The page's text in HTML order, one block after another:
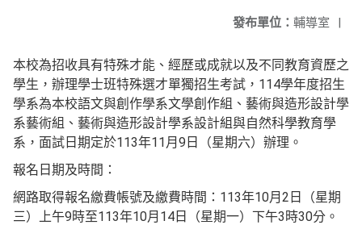
發布單位： 輔導室 |
本校為招收具有特殊才能、經歷或成就以及不同教育資歷之
學生，辦理學士班特殊選才單獨招生考試，114學年度招生
學系為本校語文與創作學系文學創作組、藝術與造形設計學
系藝術組、藝術與造形設計學系設計組與自然科學教育學
系，面試日期定於113年11月9日（星期六）辦理。
報名日期及時間：
網路取得報名繳費帳號及繳費時間：113年10月2日（星期
三）上午9時至113年10月14日（星期一）下午3時30分。